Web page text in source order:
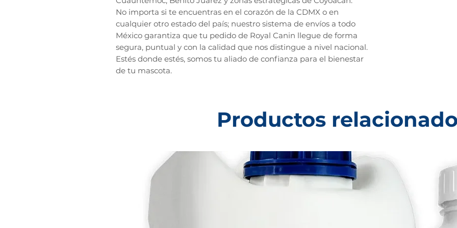
No importa si te encuentras en el corazón de la CDMX o en
cualquier otro estado del país; nuestro sistema de envíos a todo
México garantiza que tu pedido de Royal Canin llegue de forma
segura, puntual y con la calidad que nos distingue a nivel nacional.
Estés donde estés, somos tu aliado de confianza para el bienestar
de tu mascota.
Productos